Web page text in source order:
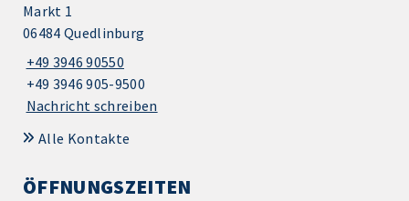
Markt 1
06484 Quedlinburg
+49 3946 90550
+49 3946 905-9500
Nachricht schreiben
Alle Kontakte
ÖFFNUNGSZEITEN